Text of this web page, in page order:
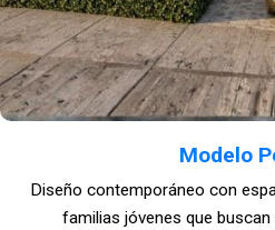
Modelo
Diseño contemporáneo con
familias jóvenes que